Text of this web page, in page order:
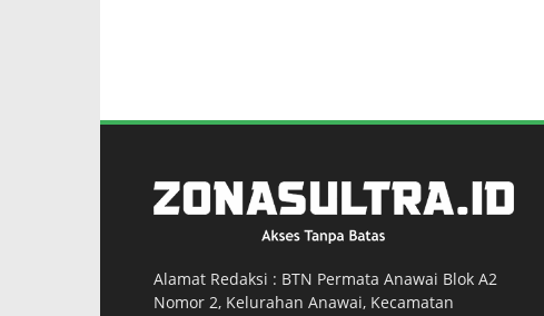
Alamat Redaksi : BTN Permata Anawai Blok A2
Nomor 2, Kelurahan Anawai, Kecamatan